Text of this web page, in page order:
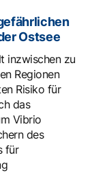
Ostsee
inzwischen zu
Regionen
Risiko für
das
Vibrio
des
für